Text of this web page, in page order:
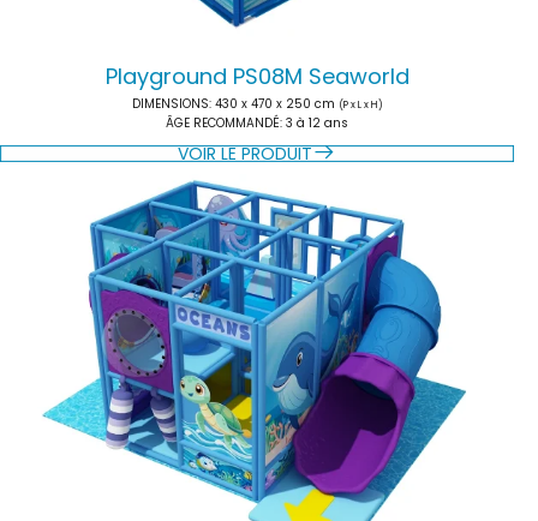
Playground PS08M Seaworld
DIMENSIONS: 430 x 470 x 250 cm (P x L x H)
ÂGE RECOMMANDÉ: 3 à 12 ans
VOIR LE PRODUIT